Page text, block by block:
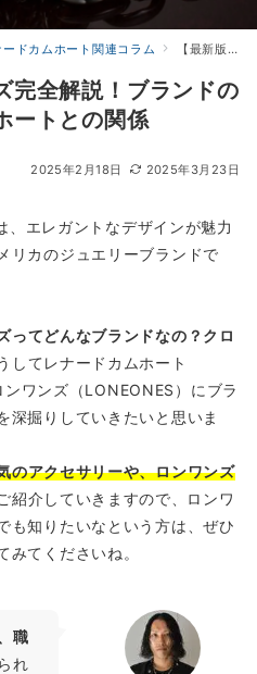
ドカムホート関連コラム 【最新版】ロンワンズ完全解説！ブランドの魅力やレナードカムホートとの関係
完全解説！ブランドの
ートとの関係
2025年2月18日 2025年3月23日
、エレガントなデザインが魅力
リカのジュエリーブランドで
ってどんなブランドなの？クロ
してレナードカムホート
ワンズ（LONEONES）にブラ
深掘りしていきたいと思いま
のアクセサリーや、ロンワンズ
紹介していきますので、ロンワ
も知りたいなという方は、ぜひ
みてくださいね。
職
れ